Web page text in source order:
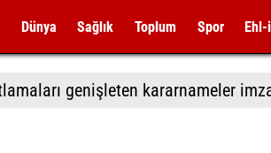
Dünya Sağlık Toplum Spor Ehl-